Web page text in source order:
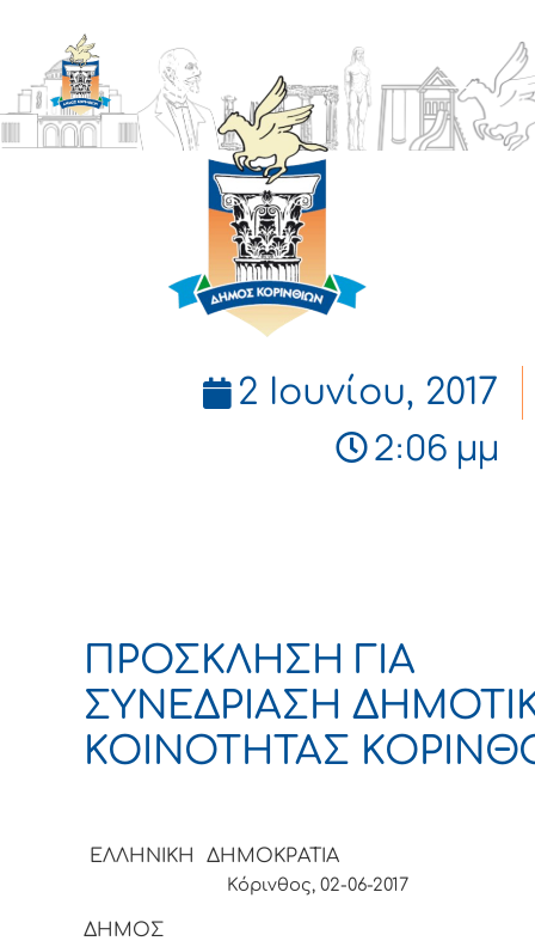
ΔΗΜΟΣ
ΚΟΡΙΝΘΙΩΝ
2 Ιουνίου, 2017
2:06 μμ
ΠΡΟΣΚΛΗΣΗ ΓΙΑ
ΣΥΝΕΔΡΙΑΣΗ
ΚΟΙΝΟΤΗΤΑΣ
ΕΛΛΗΝΙΚΗ
Κόρινθος, 02-06-2017
ΔΗΜΟΣ